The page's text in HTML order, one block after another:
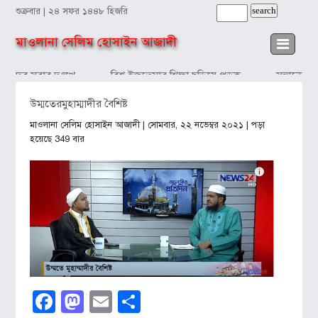
শুক্রবার | ২৪ সফর ১৪৪৮ হিজরি
মাওলানা সেলিম হোসাইন আজাদী
সবার দুঃখে বিশ্ব ইজতেমার শিক্ষা ছড়িয়ে পড়ুক সন্তানের
উম্মতেরমুহাম্মাদীর বৈশিষ্ট
মাওলানা সেলিম হোসাইন আজাদী| সোমবার, ২২ নভেম্বর ২০২১ | পড়া
হয়েছে 349 বার
Facebook
Mastodon
Email